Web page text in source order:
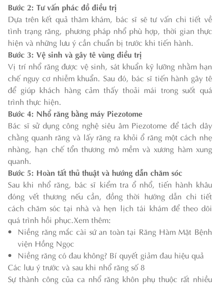
Bước 2: Tư vấn phác đồ điều trị
Dựa trên kết quả thăm khám, bác sĩ sẽ tư vấn chi tiết về
tình trạng răng, phương pháp nhổ phù hợp, thời gian thực
hiện và những lưu ý cần chuẩn bị trước khi tiến hành.
Bước 3: Vệ sinh và gây tê vùng điều trị
Vị trí nhổ răng được vệ sinh, sát khuẩn kỹ lưỡng nhằm hạn
chế nguy cơ nhiễm khuẩn. Sau đó, bác sĩ tiến hành gây tê
để giúp khách hàng cảm thấy thoải mái trong suốt quá
trình thực hiện.
Bước 4: Nhổ răng bằng máy Piezotome
Bác sĩ sử dụng công nghệ siêu âm Piezotome để tách dây
chằng quanh răng và lấy răng ra khỏi ổ răng một cách nhẹ
nhàng, hạn chế tổn thương mô mềm và xương hàm xung
quanh.
Bước 5: Hoàn tất thủ thuật và hướng dẫn chăm sóc
Sau khi nhổ răng, bác sĩ kiểm tra ổ nhổ, tiến hành khâu
đóng vết thương nếu cần, đồng thời hướng dẫn chi tiết
cách chăm sóc tại nhà và hẹn lịch tái khám để theo dõi
quá trình hồi phục.Xem thêm:
Niềng răng mắc cài sứ an toàn tại Răng Hàm Mặt Bệnh
viện Hồng Ngọc
Niềng răng có đau không? Bí quyết giảm đau hiệu quả
Các lưu ý trước và sau khi nhổ răng số 8
Sự thành công của ca nhổ răng khôn phụ thuộc rất nhiều